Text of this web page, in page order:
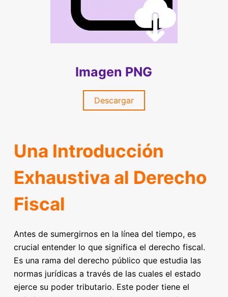
Imagen PNG
Descargar
Una Introducción
Exhaustiva al Derecho
Fiscal
Antes de sumergirnos en la línea del tiempo, es
crucial entender lo que significa el derecho fiscal.
Es una rama del derecho público que estudia las
normas jurídicas a través de las cuales el estado
ejerce su poder tributario. Este poder tiene el